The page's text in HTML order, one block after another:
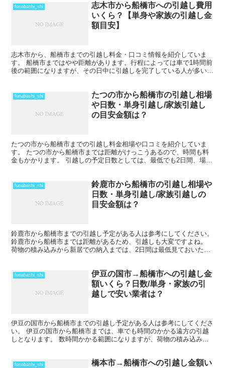
funabashi_shi
志木市から船橋市への引越し費用
いくら？【単身や家族の引越し金
額目安】
志木市から、船橋市までの引越し料金・口コミ情報を紹介していま
す。 船橋市まではやや距離があります。行程によっては車で1時間前
後の範囲になりますが、その日中に引越しを完了している人が多いで
funabashi_shi
たつの市から船橋市の引越し相場
や日数・単身引越し/家族引越し
の目安金額は？
たつの市から船橋市までの引越し料金相場や口コミを紹介していま
す。 たつの市から船橋市までは距離がけっこうあるので、時間も料
金もかかります。 引越しの予定日数としては、最低でも2日間、場合
funabashi_shi
鈴鹿市から船橋市の引越し相場や
日数・単身引越し/家族引越しの
目安金額は？
鈴鹿市から船橋市までの引越し予定がある人は参考にしてください。
鈴鹿市から船橋市までは距離があるため、引越しも大変ですよね。
荷物の積み込みから新居での納入までは、2日間は最低見ておいた方
funabashi_shi
伊豆の国市→船橋市への引越し金
額いくら？日数/単身・家族の引
越しで安い業者は？
伊豆の国市から船橋市までの引越し予定がある人は参考にしてくださ
い。 伊豆の国市から船橋市までは、車でも時間のかかる遠方の引越
しとなります。 数時間かかる範囲になりますが、荷物の積み込みか
funabashi_shi
橋本市→船橋市への引越し金額い